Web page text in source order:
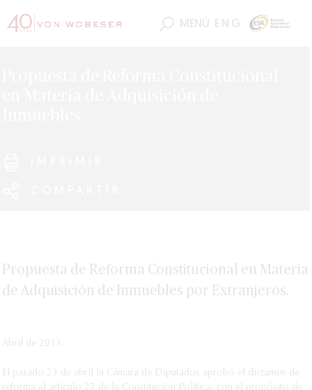
MENÚ ENG
Propuesta de Reforma Constitucional en Materia
de Adquisición de Inmuebles por Extranjeros.
Abril de 2013.
El pasado 23 de abril la Cámara de Diputados aprobó el dictamen de
reforma al artículo 27 de la Constitución Política, con el propósito de